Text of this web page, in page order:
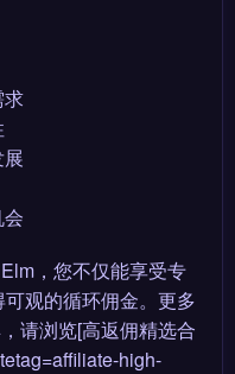
求
，您不仅能享受专
观的循环佣金。更多
请浏览[高返佣精选合
high-